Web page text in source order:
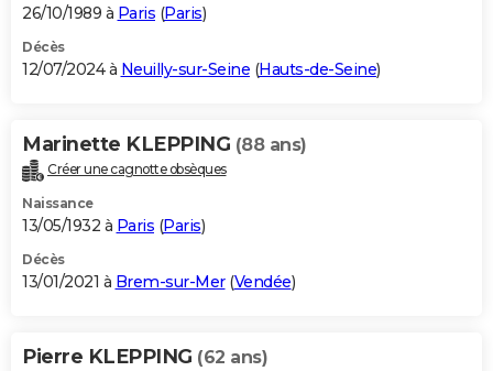
S'inscrire
Se connecter
Lycées
Collèges
Primaires
Universités
Entreprises
Service militaire
Avis de recherche
AVIS DE DÉCÈS
Bricolage
Lifestyle
Culture
Sport
Auto
Television
Voyage
Cinema
26/10/1989 à Paris (Paris)
Décès
12/07/2024 à Neuilly-sur-Seine (Hauts-de-Seine)
Marinette KLEPPING (88 ans)
Créer une cagnotte obsèques
Naissance
13/05/1932 à Paris (Paris)
Décès
13/01/2021 à Brem-sur-Mer(Vendée)
Pierre KLEPPING (62 ans)